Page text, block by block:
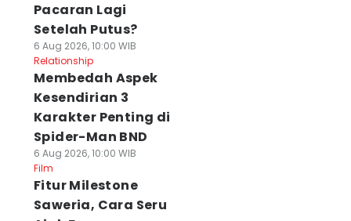
Pacaran Lagi
Setelah Putus?
6 Aug 2026, 10:00 WIB
Relationship
Membedah Aspek
Kesendirian 3
Karakter Penting di
Spider-Man BND
6 Aug 2026, 10:00 WIB
Film
Fitur Milestone
Saweria, Cara Seru